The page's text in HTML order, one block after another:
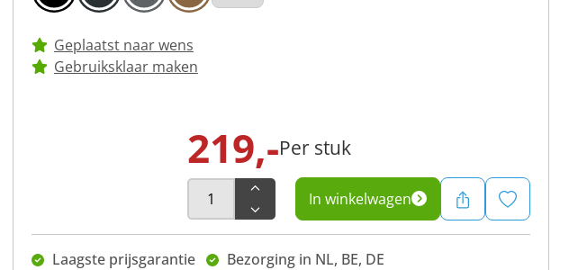
Geplaatst naar wens
Gebruiksklaar maken
219,-Per stuk
In winkelwagen
Laagste prijsgarantie
Bezorging in NL, BE, DE